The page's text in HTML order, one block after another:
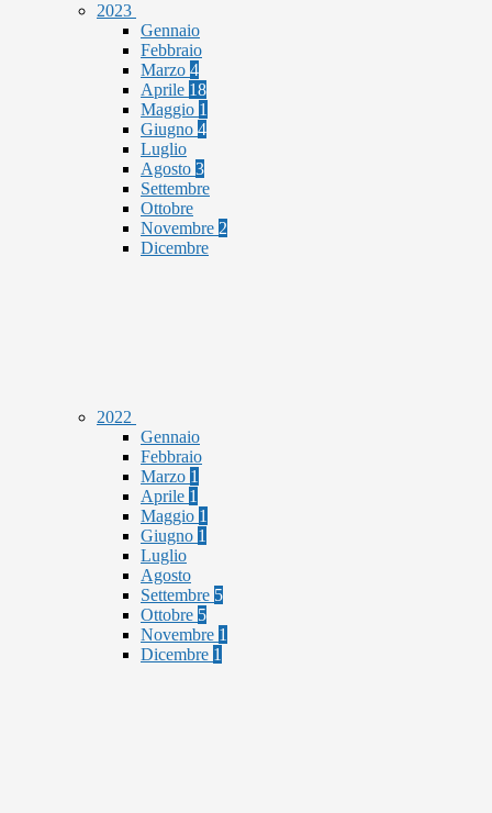
2023
Gennaio
Febbraio
Marzo 4
Aprile 18
Maggio 1
Giugno 4
Luglio
Agosto 3
Settembre
Ottobre
Novembre 2
Dicembre
2022
Gennaio
Febbraio
Marzo 1
Aprile 1
Maggio 1
Giugno 1
Luglio
Agosto
Settembre 5
Ottobre 5
Novembre 1
Dicembre 1